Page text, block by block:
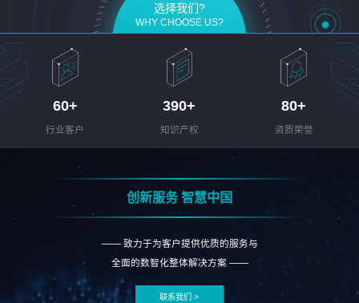
选择我们?
WHY CHOOSE US?
60+
行业客户
390+
知识产权
80+
资质荣誉
创新服务 智慧中国
—— 致力于为客户提供优质的服务与
全面的数智化整体解决方案 ——
联系我们 >